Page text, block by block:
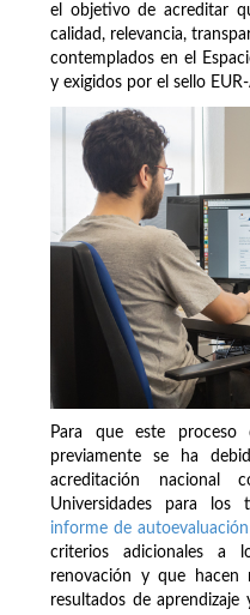
el objetivo de acreditar
calidad, relevancia,
contemplados en el
y exigidos por el sello EUR-
Para que este proceso
previamente se ha
acreditación nacional
Universidades para los
informe de autoevaluación
criterios adicionales a
renovación y que hacen
resultados de aprendizaje